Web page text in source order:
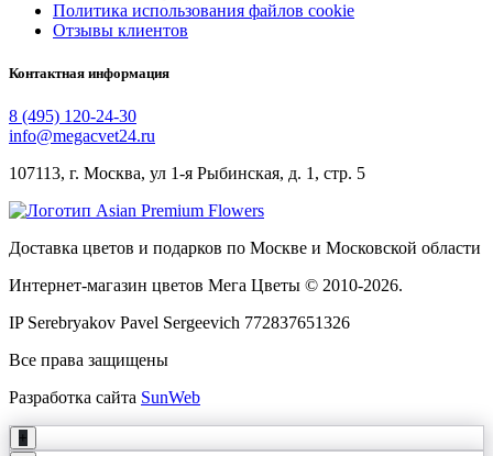
Политика использования файлов cookie
Отзывы клиентов
Контактная информация
8 (495) 120-24-30
info@megacvet24.ru
107113, г. Москва, ул 1-я Рыбинская, д. 1, стр. 5
Доставка цветов и подарков по Москве и Московской области
Интернет-магазин цветов Мега Цветы © 2010-2026.
IP Serebryakov Pavel Sergeevich 772837651326
Все права защищены
Разработка сайта SunWeb
+